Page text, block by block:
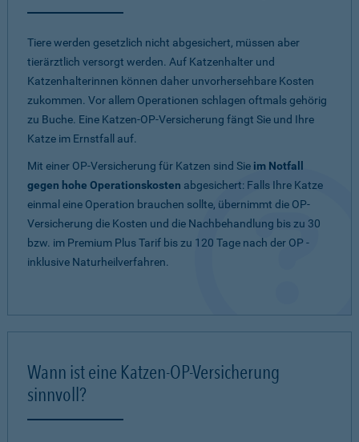
Tiere werden gesetzlich nicht abgesichert, müssen aber
tierärztlich versorgt werden. Auf Katzenhalter und
Katzenhalterinnen können daher unvorhersehbare Kosten
zukommen. Vor allem Operationen schlagen oftmals gehörig
zu Buche. Eine Katzen-OP-Versicherung fängt Sie und Ihre
Katze im Ernstfall auf.
Mit einer OP-Versicherung für Katzen sind Sie im Notfall
gegen hohe Operationskosten abgesichert: Falls Ihre Katze
einmal eine Operation brauchen sollte, übernimmt die OP-
Versicherung die Kosten und die Nachbehandlung bis zu 30
bzw. im Premium Plus Tarif bis zu 120 Tage nach der OP -
inklusive Naturheilverfahren.
Wann ist eine Katzen-OP-Versicherung
sinnvoll?